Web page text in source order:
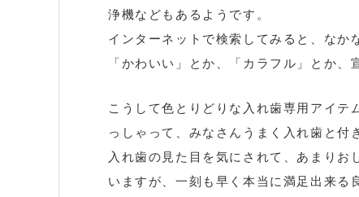
浄機などもあるようです。
インターネットで検索してみると、なか
「かわいい」とか、「カラフル」とか、
こうして色とりどりな入れ歯専用アイ
っしゃって、みなさんうまく入れ歯と付
入れ歯の見た目を気にされて、あまり
いますが、一刻も早く本当に満足出来